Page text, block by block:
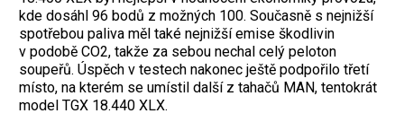
kde dosáhl 96 bodů z možných 100. Současně s nejnižší
spotřebou paliva měl také nejnižší emise škodlivin
v podobě CO2, takže za sebou nechal celý peloton
soupeřů. Úspěch v testech nakonec ještě podpořilo třetí
místo, na kterém se umístil další z tahačů MAN, tentokrát
model TGX 18.440 XLX.